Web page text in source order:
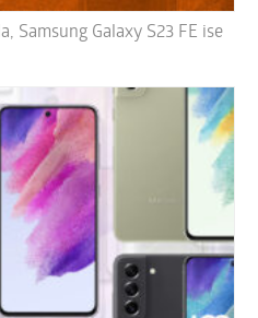
Samsung Galaxy S23 FE ise